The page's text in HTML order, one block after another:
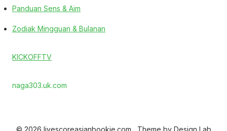
Panduan Sens & Aim
Zodiak Mingguan & Bulanan
KICKOFFTV
naga303.uk.com
© 2026 livescoreasianbookie.com Theme by Design Lab